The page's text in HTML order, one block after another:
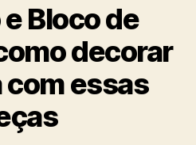
Bloco de
decorar
com essas